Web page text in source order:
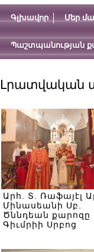
Գլխավոր Մեր
Պաշտպանության
Լրատվական
Արհ. Տ. Ռաֆայէլ
Մինասեանի Սբ.
Ծննդեան քարոզը
Գիւմրիի Սրբոց